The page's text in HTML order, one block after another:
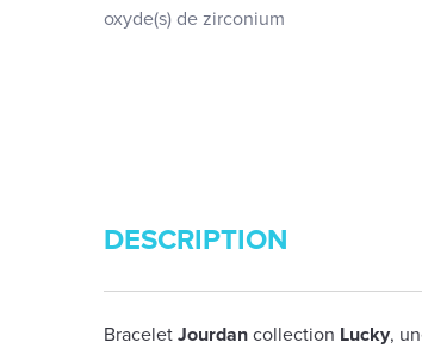
oxyde(s) de zirconium
DESCRIPTION
Bracelet Jourdan collection Lucky,